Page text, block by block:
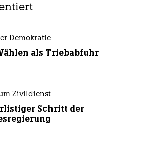
Demokratie
als Triebabfuhr
Zivildienst
Schritt der